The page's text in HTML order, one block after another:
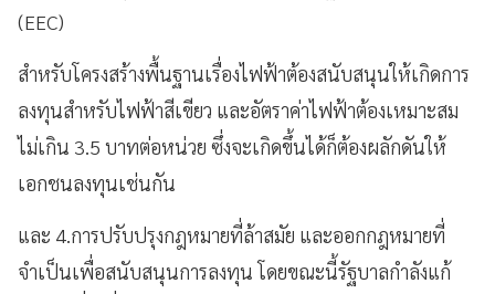
(EEC)
สำหรับโครงสร้างพื้นฐานเรื่องไฟฟ้าต้องสนับสนุนให้เกิดการ
ลงทุนสำหรับไฟฟ้าสีเขียว และอัตราค่าไฟฟ้าต้องเหมาะสม
ไม่เกิน 3.5 บาทต่อหน่วย ซึ่งจะเกิดขึ้นได้ก็ต้องผลักดันให้
เอกชนลงทุนเช่นกัน
และ 4.การปรับปรุงกฎหมายที่ล้าสมัย และออกกฎหมายที่
จำเป็นเพื่อสนับสนุนการลงทุน โดยขณะนี้รัฐบาลกำลังแก้